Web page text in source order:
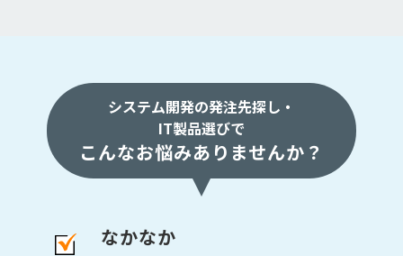
システム開発の発注先探し・
IT製品選びで
こんなお悩みありませんか？
なかなか